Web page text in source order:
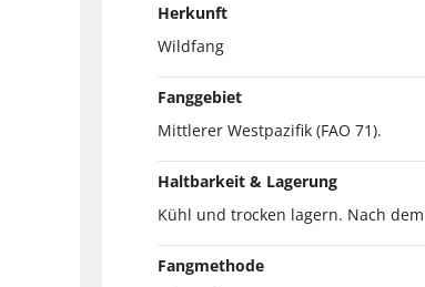
Herkunft
Wildfang
Fanggebiet
Mittlerer Westpazifik (FAO 71).
Haltbarkeit & Lagerung
Kühl und trocken lagern. Nach
Fangmethode